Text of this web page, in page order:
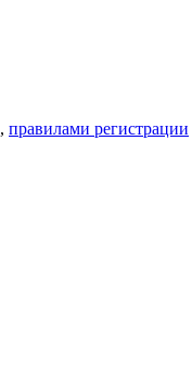
, правилами регистрации